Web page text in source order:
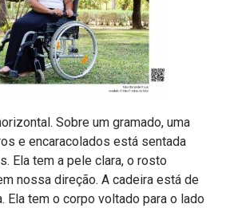
Sobre um gramado, uma
e encaracolados está sentada
Ela tem a pele clara, o rosto
nossa direção. A cadeira está de
Ela tem o corpo voltado para o lado